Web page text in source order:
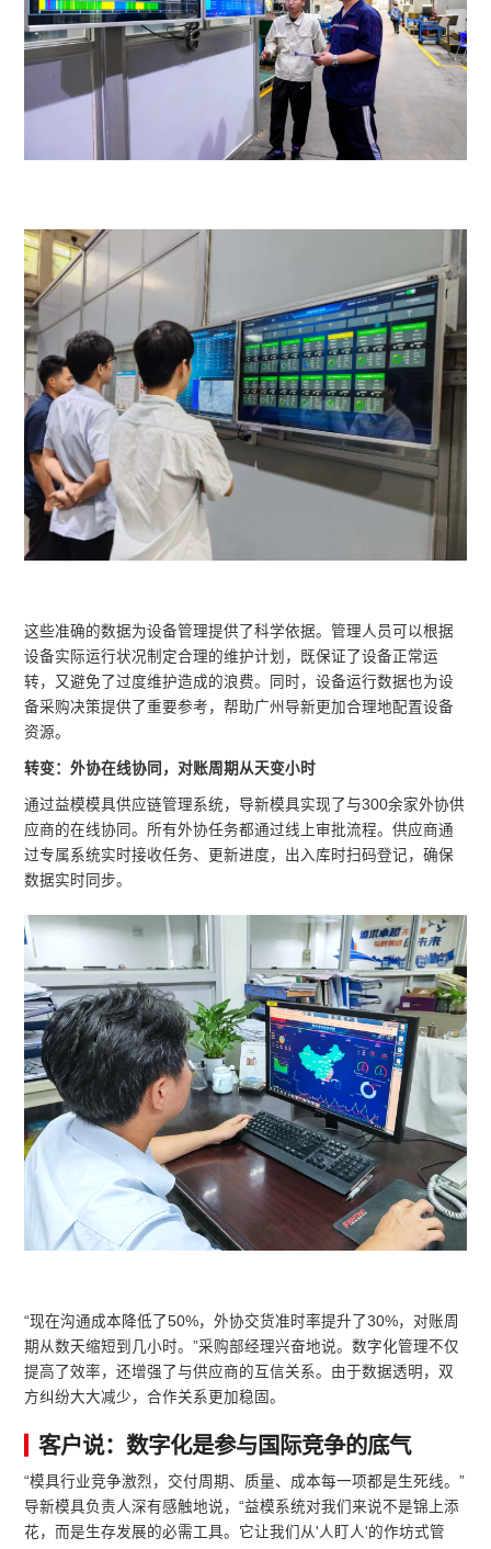
这些准确的数据为设备管理提供了科学依据。管理人员可以根据
设备实际运行状况制定合理的维护计划，既保证了设备正常运
转，又避免了过度维护造成的浪费。同时，设备运行数据也为设
备采购决策提供了重要参考，帮助广州导新更加合理地配置设备
资源。
转变：外协在线协同，对账周期从天变小时
通过益模模具供应链管理系统，导新模具实现了与300余家外协供
应商的在线协同。所有外协任务都通过线上审批流程。供应商通
过专属系统实时接收任务、更新进度，出入库时扫码登记，确保
数据实时同步。
“现在沟通成本降低了50%，外协交货准时率提升了30%，对账周
期从数天缩短到几小时。”采购部经理兴奋地说。数字化管理不仅
提高了效率，还增强了与供应商的互信关系。由于数据透明，双
方纠纷大大减少，合作关系更加稳固。
客户说：数字化是参与国际竞争的底气
“模具行业竞争激烈，交付周期、质量、成本每一项都是生死线。”
导新模具负责人深有感触地说，“益模系统对我们来说不是锦上添
花，而是生存发展的必需工具。它让我们从'人盯人'的作坊式管